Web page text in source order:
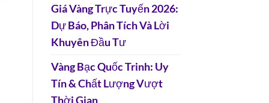
Giá Vàng Trực Tuyến 2026:
Dự Báo, Phân Tích Và Lời
Khuyên Đầu Tư
Vàng Bạc Quốc Trinh: Uy
Tín & Chất Lượng Vượt